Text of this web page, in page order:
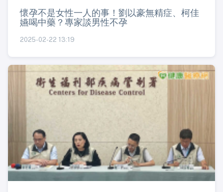
懷孕不是女性一人的事！劉以豪無精症、柯佳
嬿喝中藥？專家談男性不孕
2025-02-22 13:19